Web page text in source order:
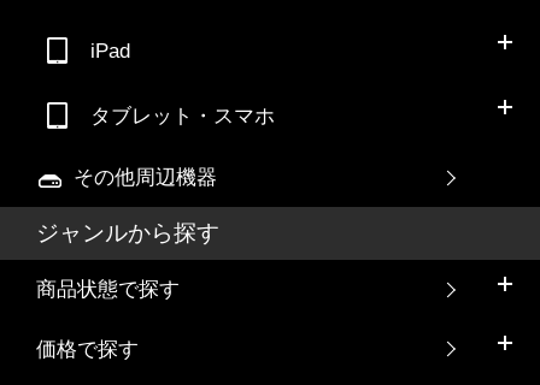
iPad
タブレット・スマホ
その他周辺機器
ジャンルから探す
商品状態で探す
価格で探す